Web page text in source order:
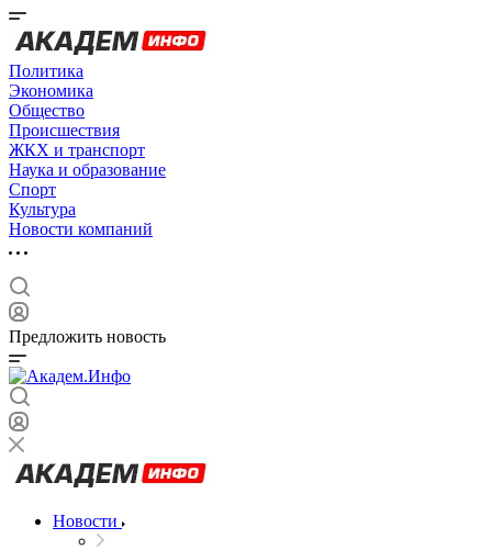
Политика
Экономика
Общество
Происшествия
ЖКХ и транспорт
Наука и образование
Спорт
Культура
Новости компаний
Предложить новость
Новости